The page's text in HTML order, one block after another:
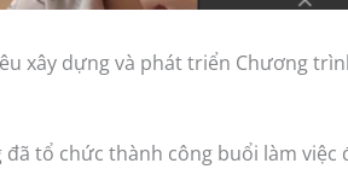
xây dựng và phát triển Chương
tổ chức thành công buổi làm việc